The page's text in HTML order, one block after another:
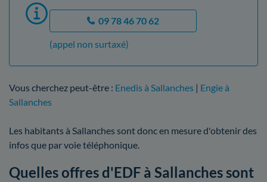
09 78 46 70 62
(appel non surtaxé)
Vous cherchez peut-être : Enedis à Sallanches | Engie à
Sallanches
Les habitants à Sallanches sont donc en mesure d'obtenir des
infos que par voie téléphonique.
Quelles offres d'EDF à Sallanches sont